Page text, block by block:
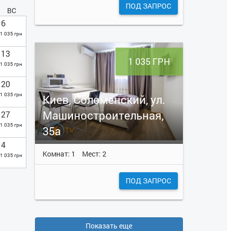
ВС
6
1 035 грн
13
1 035 грн
20
1 035 грн
27
1 035 грн
4
1 035 грн
ПОД ЗАПРОС
1 035 ГРН
Киев, Соломенский, ул.
Машиностроительная,
35а
Комнат: 1 Мест: 2
ПОД ЗАПРОС
Показать еще